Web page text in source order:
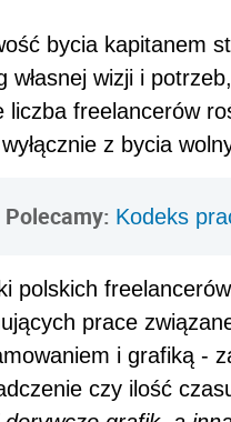
bycia kapitanem
własnej wizji i
liczba freelancerów
z bycia
Polecamy: Kodeks
polskich
prace
i grafiką -
czy ilość